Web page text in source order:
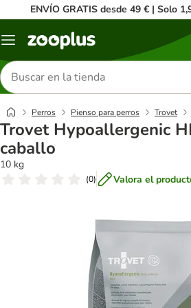
ENVÍO GRATIS desde 49 € | Solo
Menú
Buscar
productos
Perros Pienso para perros Trovet
Trovet Hypoallergenic
caballo
10 kg
(0) Valora el